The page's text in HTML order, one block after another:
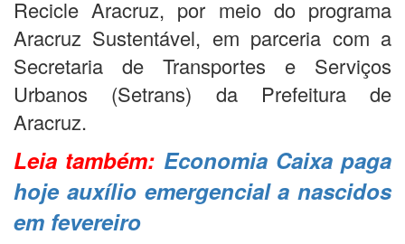
Recicle Aracruz, por meio do programa
Aracruz Sustentável, em parceria com a
Secretaria de Transportes e Serviços
Urbanos (Setrans) da Prefeitura de
Aracruz.
Leia também: Economia Caixa paga
hoje auxílio emergencial a nascidos
em fevereiro